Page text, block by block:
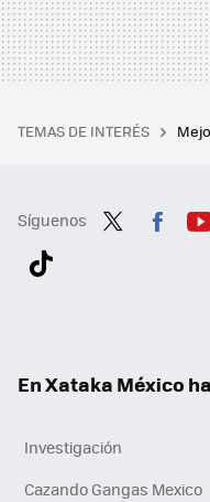
TEMAS DE INTERÉS
Síguenos
En Xataka México
Investigación
Cazando Gangas Mexico